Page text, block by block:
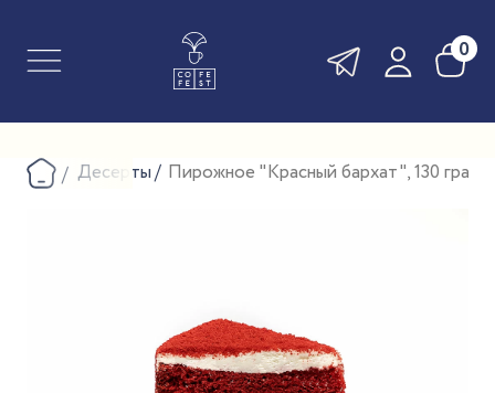
0
Десерты Пирожное "Красный бархат", 130 грамм